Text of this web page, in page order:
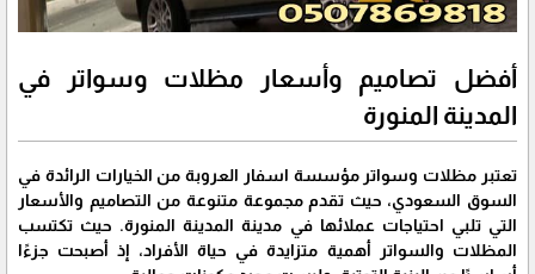
أفضل تصاميم وأسعار مظلات وسواتر في
المدينة المنورة
تعتبر مظلات وسواتر مؤسسة اسفار العروبة من الخيارات الرائدة في
السوق السعودي، حيث تقدم مجموعة متنوعة من التصاميم والأسعار
التي تلبي احتياجات عملائها في مدينة المدينة المنورة. حيث تكتسب
المظلات والسواتر أهمية متزايدة في حياة الأفراد، إذ أصبحت جزءًا